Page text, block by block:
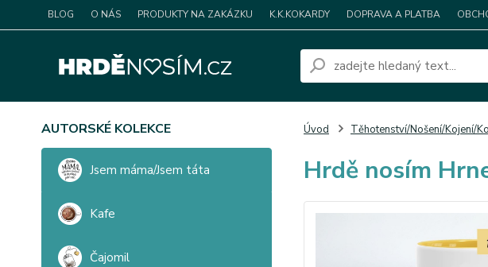
BLOG O NÁS PRODUKTY NA ZAKÁZKU K.K.KOKARDY DOPRAVA A PLATBA
AUTORSKÉ KOLEKCE
Jsem máma/Jsem táta
Kafe
Čajomil
Úvod Těhotenství/Nošení/Kojení/
Hrdě nosím